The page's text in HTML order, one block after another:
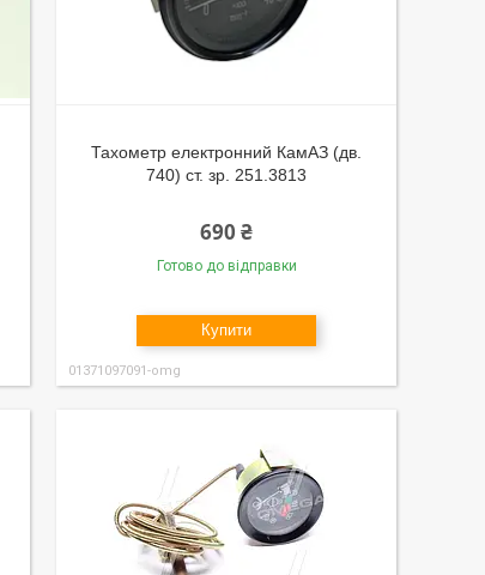
Тахометр електронний КамАЗ (дв.
740) ст. зр. 251.3813
690 ₴
Готово до відправки
Купити
01371097091-omg